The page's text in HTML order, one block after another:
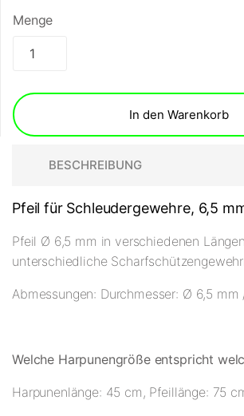
Menge
In den Warenkorb
BESCHREIBUNG
Pfeil für Schleudergewehre, 6,5
Pfeil Ø 6,5 mm in verschiedenen
unterschiedliche
Abmessungen: Durchmesser: Ø 6,5 mm
Welche Harpunengröße entspricht
Harpunenlänge: 45 cm, Pfeillänge: 75